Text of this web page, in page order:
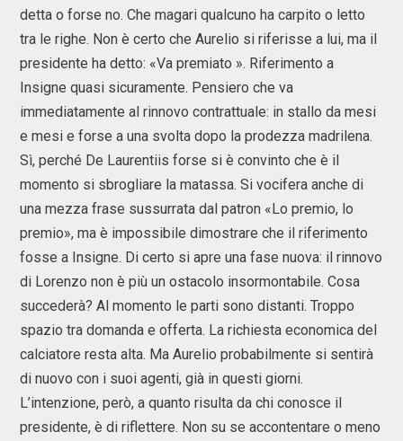
detta o forse no. Che magari qualcuno ha carpito o letto
tra le righe. Non è certo che Aurelio si riferisse a lui, ma il
presidente ha detto: «Va premiato ». Riferimento a
Insigne quasi sicuramente. Pensiero che va
immediatamente al rinnovo contrattuale: in stallo da mesi
e mesi e forse a una svolta dopo la prodezza madrilena.
Sì, perché De Laurentiis forse si è convinto che è il
momento si sbrogliare la matassa. Si vocifera anche di
una mezza frase sussurrata dal patron «Lo premio, lo
premio», ma è impossibile dimostrare che il riferimento
fosse a Insigne. Di certo si apre una fase nuova: il rinnovo
di Lorenzo non è più un ostacolo insormontabile. Cosa
succederà? Al momento le parti sono distanti. Troppo
spazio tra domanda e offerta. La richiesta economica del
calciatore resta alta. Ma Aurelio probabilmente si sentirà
di nuovo con i suoi agenti, già in questi giorni.
L’intenzione, però, a quanto risulta da chi conosce il
presidente, è di riflettere. Non su se accontentare o meno